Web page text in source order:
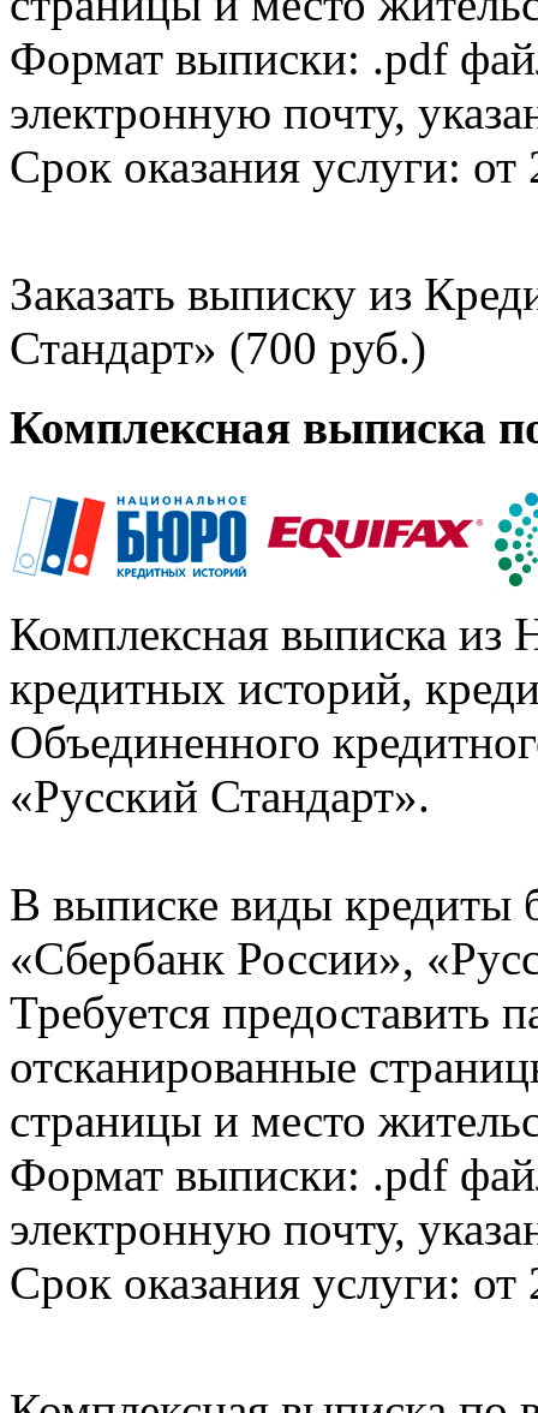
Формат выписки: .pdf
электронную почту,
Срок оказания услуги: от
Заказать выписку из
Стандарт» (700 руб.)
Комплексная выписка
Комплексная выписка из
кредитных историй,
Объединенного
«Русский Стандарт».
В выписке виды кредиты
«Сбербанк России»,
Требуется предоставить
отсканированные
страницы и место
Формат выписки: .pdf
электронную почту,
Срок оказания услуги: от